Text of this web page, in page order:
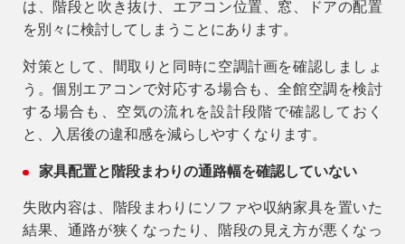
は、階段と吹き抜け、エアコン位置、窓、ドアの配置
を別々に検討してしまうことにあります。
対策として、間取りと同時に空調計画を確認しましょ
う。個別エアコンで対応する場合も、全館空調を検討
する場合も、空気の流れを設計段階で確認しておく
と、入居後の違和感を減らしやすくなります。
家具配置と階段まわりの通路幅を確認していない
失敗内容は、階段まわりにソファや収納家具を置いた
結果、通路が狭くなったり、階段の見え方が悪くなっ